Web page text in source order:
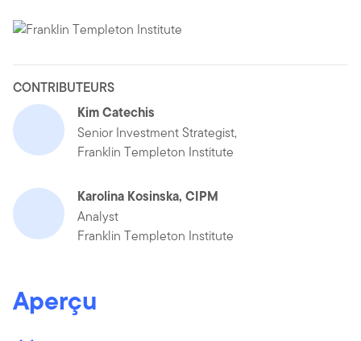
CONTRIBUTEURS
Kim Catechis
Senior Investment Strategist,
Franklin Templeton Institute
Karolina Kosinska, CIPM
Analyst
Franklin Templeton Institute
Aperçu